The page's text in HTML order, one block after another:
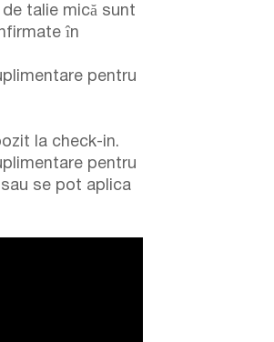
talie mică sunt
în
pentru
la check-in.
pentru
se pot aplica